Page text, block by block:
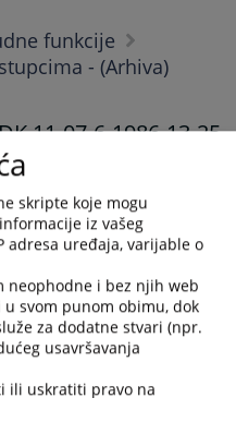
funkcije
- (Arhiva)
11-07-6-1986-13-25
1986-13-25
jezik
skripte koje mogu
iz vašeg
adresa uređaja, varijable o
neophodne i bez njih web
svom punom obimu, dok
za dodatne stvari (npr.
usavršavanja
ili uskratiti pravo na